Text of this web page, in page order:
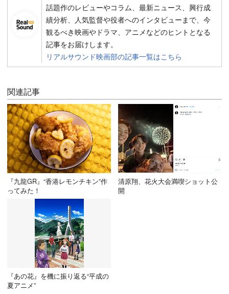
話題作のレビューやコラム、最新ニュース、興行成
績分析、人気監督や役者へのインタビューまで、今
観るべき映画やドラマ、アニメなどのヒントとなる
記事をお届けします。
リアルサウンド映画部の記事一覧はこちら
関連記事
『九龍GR』“香港レモンチキン”作
ってみた！
清原翔、花火大会満喫ショット公
開
『あの花』を機に振り返る“平成の
夏アニメ”